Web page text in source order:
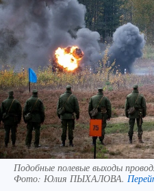
Подобные полевые выходы
Фото: Юлия ПЫХАЛОВА.